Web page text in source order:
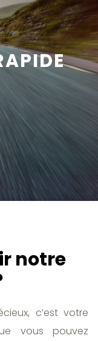
notre
c’est votre
vous pouvez